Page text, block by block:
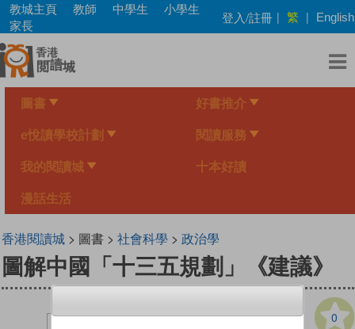
Skip
main
content
教城主頁 教師 中學生
小學生
家長
登入/註冊 | 繁 | English
圖書 好書推介
e悅讀學校計劃 閱讀服務
我的閱讀城 十本好讀
漫話生活
香港閱讀城> 圖書 > 社會科學 > 政治學
圖解中國「十三五規劃」《建議》
0